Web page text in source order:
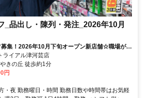
_品出し・陳列・発注_2026年10月
集！2026年10月下旬オープン新店舗☆職場が綺
！
ライアル津河芸店
きの丘 徒歩約1分
円
・夜 勤務曜日・時間 勤務日数や時間帯はお気軽